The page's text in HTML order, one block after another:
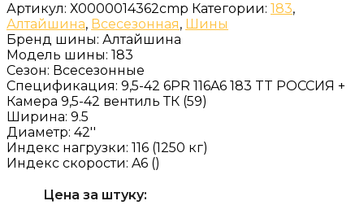
Артикул: Х0000014362cmp Категории: 183,
Алтайшина, Всесезонная, Шины
Бренд шины: Алтайшина
Модель шины: 183
Сезон: Всесезонные
Спецификация: 9,5-42 6PR 116A6 183 TT РОССИЯ +
Камера 9,5-42 вентиль ТК (59)
Ширина: 9.5
Диаметр: 42''
Индекс нагрузки: 116 (1250 кг)
Индекс скорости: A6 ()
Цена за штуку: